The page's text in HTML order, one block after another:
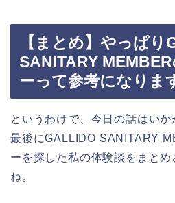
【まとめ】やっぱり
SANITARY
ーって参考になりま
というわけで、今日の話はいか
最後にGALLIDO SANITARY
ーを探した私の体験談をまと
ね。